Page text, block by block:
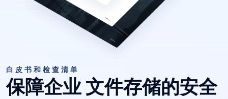
白皮书和检查清单
保障企业文件存储的安全